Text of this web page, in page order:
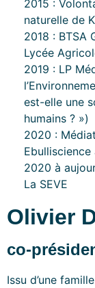
2015 :
naturelle de
2018 : BTSA
Lycée
2019 : LP
est-elle une
humains ? »)
2020 :
Ebulliscience
2020 à
La SEVE
Olivier
co-
Issu d’une